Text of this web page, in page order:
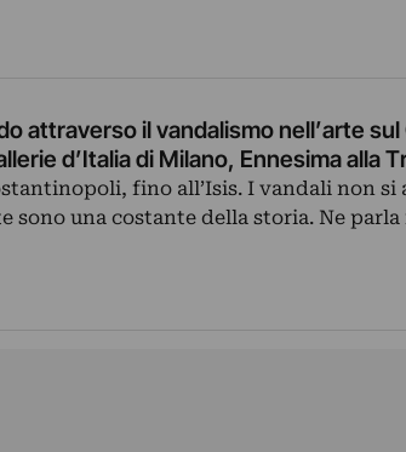
attraverso il vandalismo nell’arte
d’Italia di Milano, Ennesima alla
fino all’Isis. I vandali non si
sono una costante della storia. Ne